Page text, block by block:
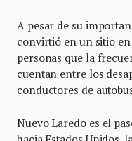
A pesar de su
convirtió en un sitio
personas que la
cuentan entre los
conductores de
Nuevo Laredo es el